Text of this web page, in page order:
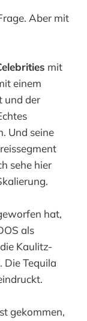
Aber mit
mit
einem
und der
Und seine
sehe hier
hat,
als
Kaulitz-
. Die Tequila
gekommen,